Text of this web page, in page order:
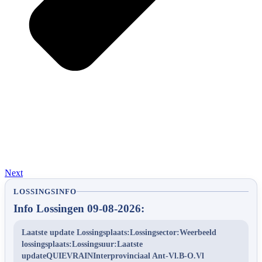
Next
LOSSINGSINFO
Info Lossingen 09-08-2026:
Laatste update Lossingsplaats:Lossingsector:Weerbeeld
lossingsplaats:Lossingsuur:Laatste
updateQUIEVRAINInterprovinciaal Ant-Vl.B-O.Vl